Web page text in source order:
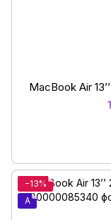
MacBook Air
−13%
A